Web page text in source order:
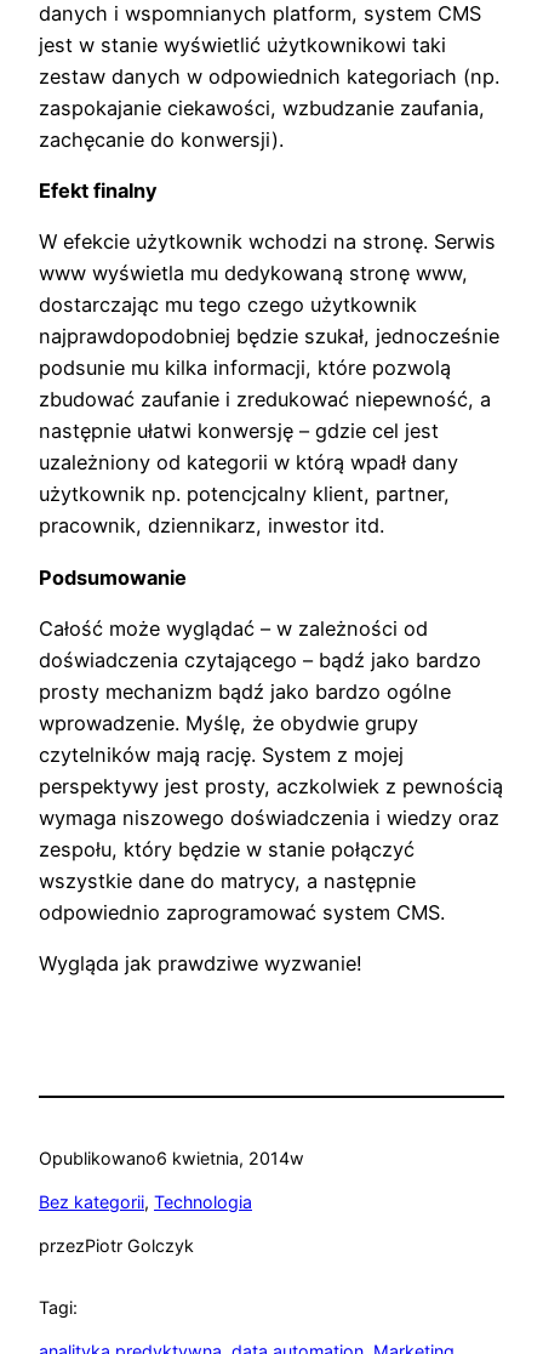
danych i wspomnianych platform, system CMS
jest w stanie wyświetlić użytkownikowi taki
zestaw danych w odpowiednich kategoriach (np.
zaspokajanie ciekawości, wzbudzanie zaufania,
zachęcanie do konwersji).
Efekt finalny
W efekcie użytkownik wchodzi na stronę. Serwis
www wyświetla mu dedykowaną stronę www,
dostarczając mu tego czego użytkownik
najprawdopodobniej będzie szukał, jednocześnie
podsunie mu kilka informacji, które pozwolą
zbudować zaufanie i zredukować niepewność, a
następnie ułatwi konwersję – gdzie cel jest
uzależniony od kategorii w którą wpadł dany
użytkownik np. potencjcalny klient, partner,
pracownik, dziennikarz, inwestor itd.
Podsumowanie
Całość może wyglądać – w zależności od
doświadczenia czytającego – bądź jako bardzo
prosty mechanizm bądź jako bardzo ogólne
wprowadzenie. Myślę, że obydwie grupy
czytelników mają rację. System z mojej
perspektywy jest prosty, aczkolwiek z pewnością
wymaga niszowego doświadczenia i wiedzy oraz
zespołu, który będzie w stanie połączyć
wszystkie dane do matrycy, a następnie
odpowiednio zaprogramować system CMS.
Wygląda jak prawdziwe wyzwanie!
Opublikowano6 kwietnia, 2014w
Bez kategorii, Technologia
przezPiotr Golczyk
Tagi: